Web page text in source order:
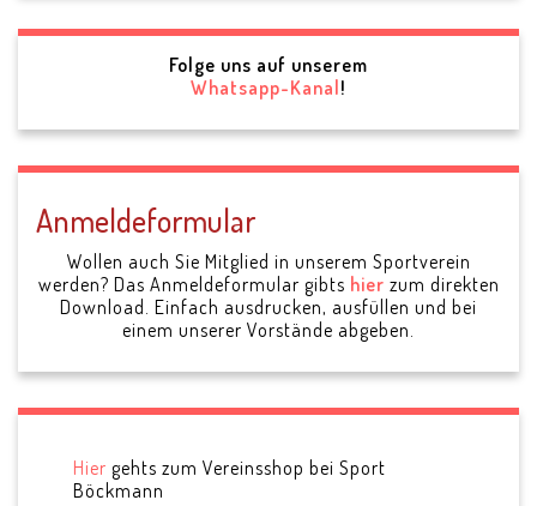
Folge uns auf unserem
Whatsapp-Kanal!
Anmeldeformular
Wollen auch Sie Mitglied in unserem Sportverein
werden? Das Anmeldeformular gibts hier zum direkten
Download. Einfach ausdrucken, ausfüllen und bei
einem unserer Vorstände abgeben.
Hier gehts zum Vereinsshop bei Sport
Böckmann